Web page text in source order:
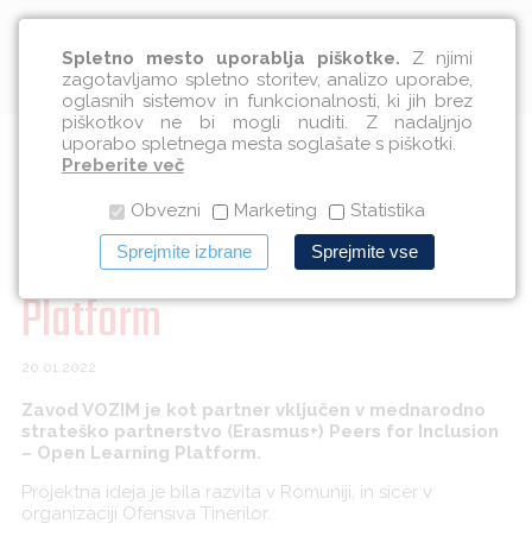
Slovenščina
Erasmus+ projekt Peers for
Inclusion – Open Learning
Platform
20.01.2022
Zavod VOZIM je kot partner vključen v mednarodno
strateško partnerstvo (Erasmus+) Peers for Inclusion
– Open Learning Platform.
Projektna ideja je bila razvita v Romuniji, in sicer v
organizaciji Ofensiva Tinerilor.
Spletno mesto uporablja piškotke. Z njimi
zagotavljamo spletno storitev, analizo uporabe,
oglasnih sistemov in funkcionalnosti, ki jih brez
piškotkov ne bi mogli nuditi. Z nadaljnjo
uporabo spletnega mesta soglašate s piškotki.
Preberite več
Obvezni Marketing Statistika
Sprejmite izbrane Sprejmite vse